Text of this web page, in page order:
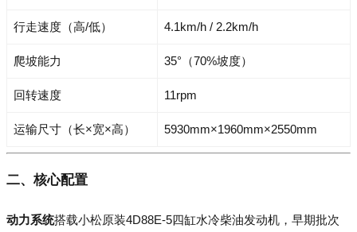
行走速度（高/低） 4.1km/h / 2.2km/h
爬坡能力 35°（70%坡度）
回转速度 11rpm
运输尺寸（长×宽×高） 5930mm×1960mm×2550mm
二、核心配置
动力系统搭载小松原装4D88E-5四缸水冷柴油发动机，早期批次